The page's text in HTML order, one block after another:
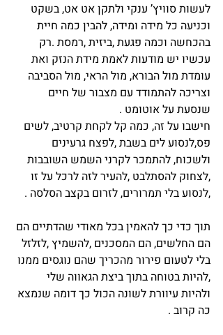
לעשות סוויץ’ ענקי ולתקן אט אט, בשקט
וכניעה כל מידה ומידה, להבין כמה חיית
בהכחשה וכמה פגעת ,ביזית ,רמסת .רק
עכשיו יש מודעות לאמת מידת הנזק ואת
עומדת מול הבורא, מול הראי, מול הסביבה
וצריכה להתמודד עם מצבור של חיים
שנסעת על אוטומט .
חישבו על זה, כמה קל לקחת קרטיב, לשים
פס,לנסוע לים בשבת ,לפצח גרעינים
ולשכוח, להתמכר לקרני השמש השובבות
,לצחוק להסתלבט ,להעיר לזה לרכל על זו
,לנסוע בלי תמרורים, לזרום בקצב הסלסה .
תוך כדי כך להאמין בכל מאודי שהדתיים הם
הם החלשים, הם המסכנים ,להשמיץ ,לזלזל
בלי לטעום פירור מהכריך שהם נוגסים ממנו
,להיות בטוחה בתוך ביצת הגאווה שלי
ולהיות עיוורת לשונה הכול כך דומה שנמצא
כה קרוב .